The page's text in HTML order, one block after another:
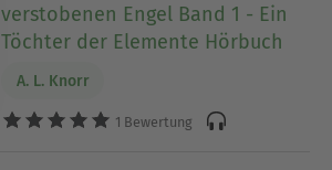
verstobenen Engel Band 1 - Ein
Töchter der Elemente Hörbuch
A. L. Knorr
1 Bewertung